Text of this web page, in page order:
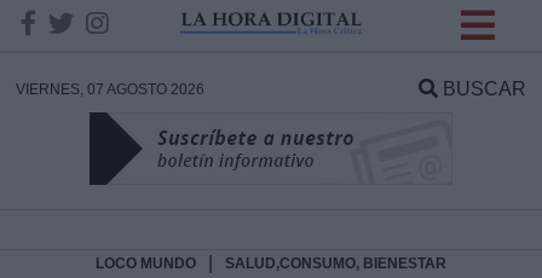
VIERNES, 07 AGOSTO 2026 BUSCAR
LOCO MUNDO SALUD,CONSUMO, BIENESTAR
DATOS
Responsable: